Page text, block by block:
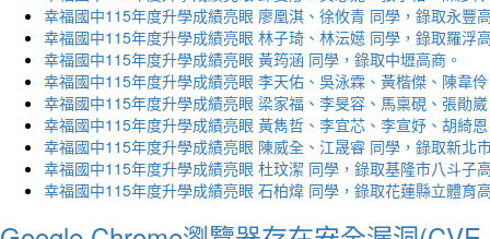
幸福國中115年度升學成績亮眼 廖凰淇、徐攸青 同學，錄取永豐
幸福國中115年度升學成績亮眼 林子琦、林沄嬨 同學，錄取羅浮
幸福國中115年度升學成績亮眼 黃筠涵 同學，錄取中壢高商。
幸福國中115年度升學成績亮眼 李天佑、吳泳霖、黃楷傑、陳韋
幸福國中115年度升學成績亮眼 梁家福、李旻容、馬稟硯、張勛
幸福國中115年度升學成績亮眼 黃雋哲、李宜芯、李宣妤、胡綺
幸福國中115年度升學成績亮眼 陳威全、江晟睿 同學，錄取新北
幸福國中115年度升學成績亮眼 杜玟潔 同學，錄取基隆市八斗子
幸福國中115年度升學成績亮眼 石柏煒 同學，錄取花蓮縣立體育